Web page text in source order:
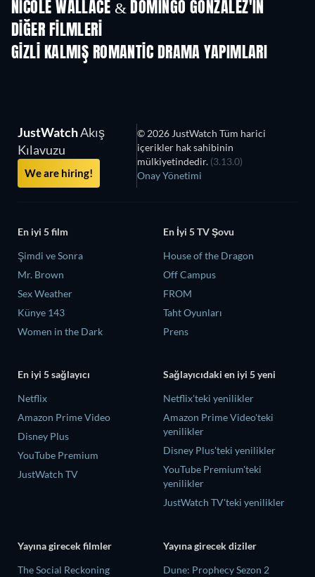
NICOLE WALLACE & DOMINGO GONZÁLEZ'IN
DIĞER FILMLERI
GIZLI KALMIŞ ROMANTIC DRAMA YAPIMLARI
JustWatchAkış
Kılavuzu
We are hiring!
© 2026 JustWatch Tüm harici
içerikler hak sahibinin
mülkiyetindedir. (3.13.0)
Onay Yönetimi
En iyi 5 film
Şimdi ve Sonra
Mr. Brown
Sex Weather
Künye 143
Women in the Dark
En İyi 5 TV Şovu
House of the Dragon
Off Campus
FROM
Taht Oyunları
Prens
En iyi 5 sağlayıcı
Netflix
Amazon Prime Video
Disney Plus
YouTube Premium
JustWatch TV
Sağlayıcıdaki en iyi 5 yeni
Netflix'teki yenilikler
Amazon Prime Video'teki
yenilikler
Disney Plus'teki yenilikler
YouTube Premium'teki
yenilikler
JustWatch TV'teki yenilikler
Yayına girecek filmler
The Social Reckoning
Yayına girecek diziler
Dune: Prophecy Sezon 2